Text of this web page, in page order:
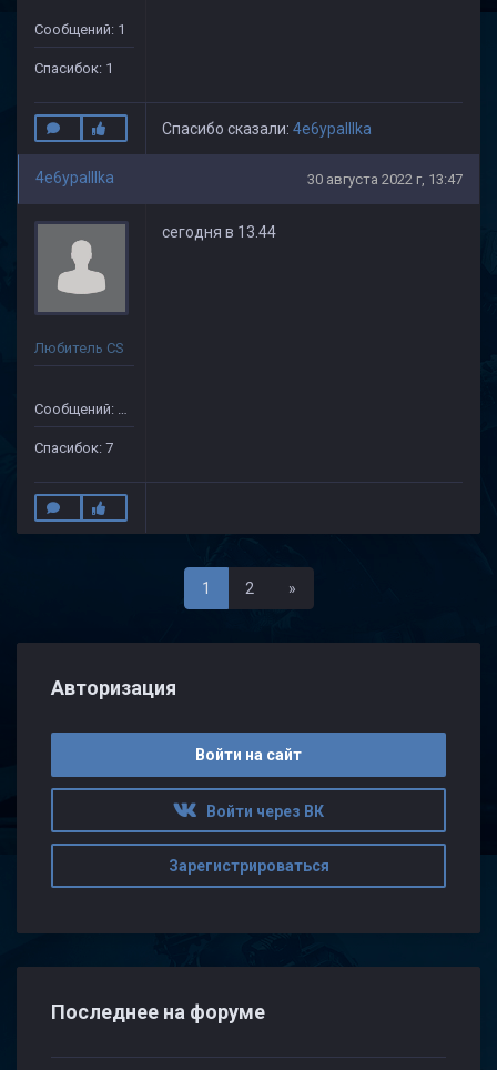
Сообщений: 1
Спасибок: 1
Спасибо сказали: 4e6ypaIIIka
4e6ypaIIIka 30 августа 2022 г, 13:47
Любитель CS
Сообщений: 35
Спасибок: 7
сегодня в 13.44
1 2 »Последняя
Авторизация
Войти на сайт
Войти через ВК
Зарегистрироваться
Последнее на форуме